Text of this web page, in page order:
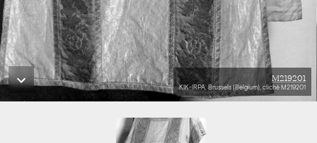
M219201
KIK-IRPA, Brussels (Belgium), cliché M219201